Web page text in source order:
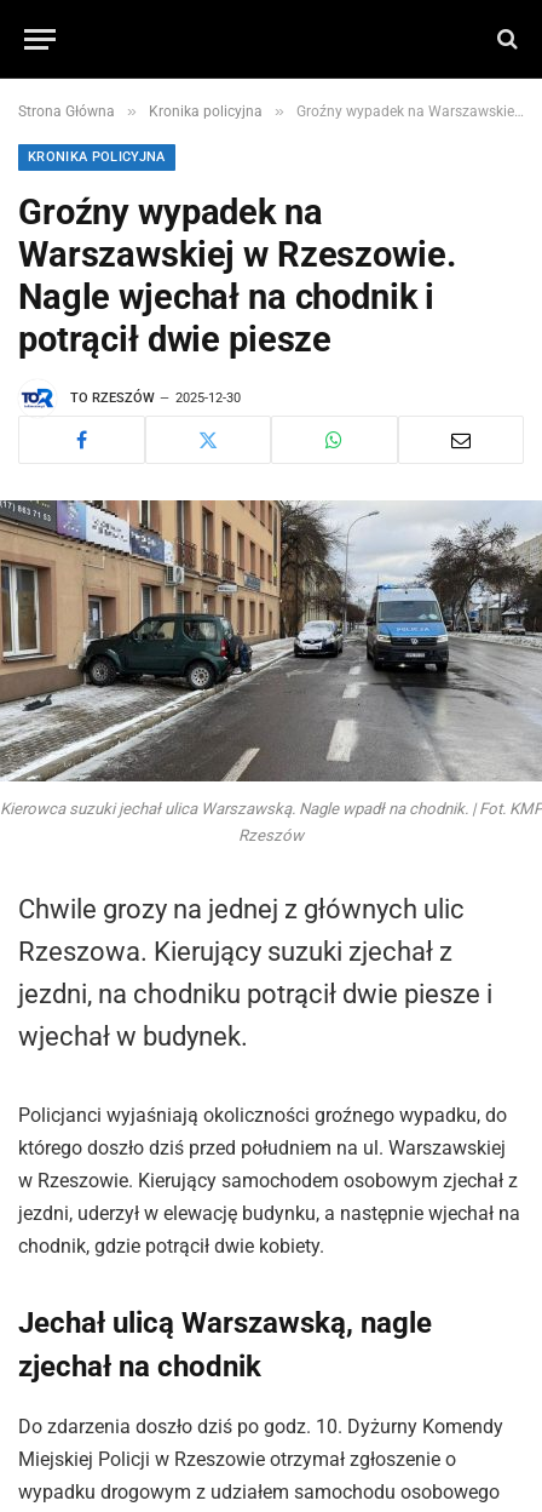
Strona Główna » Kronika policyjna » Groźny wypadek na Warszawskiej w Rzeszowie. Nagle wjechał na chodnik i potrącił dwie piesze
KRONIKA POLICYJNA
Groźny wypadek na
Warszawskiej w Rzeszowie.
Nagle wjechał na chodnik i
potrącił dwie piesze
TO RZESZÓW 2025-12-30
Kierowca suzuki jechał ulica Warszawską. Nagle wpadł na chodnik. | Fot. KMP
Rzeszów
Chwile grozy na jednej z głównych ulic
Rzeszowa. Kierujący suzuki zjechał z
jezdni, na chodniku potrącił dwie piesze i
wjechał w budynek.
Policjanci wyjaśniają okoliczności groźnego wypadku, do
którego doszło dziś przed południem na ul. Warszawskiej
w Rzeszowie. Kierujący samochodem osobowym zjechał z
jezdni, uderzył w elewację budynku, a następnie wjechał na
chodnik, gdzie potrącił dwie kobiety.
Jechał ulicą Warszawską, nagle
zjechał na chodnik
Do zdarzenia doszło dziś po godz. 10. Dyżurny Komendy
Miejskiej Policji w Rzeszowie otrzymał zgłoszenie o
wypadku drogowym z udziałem samochodu osobowego